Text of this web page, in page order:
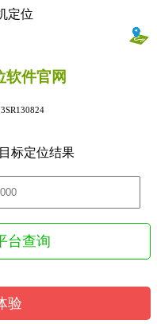
软件官网
标定位结果
台查询
验